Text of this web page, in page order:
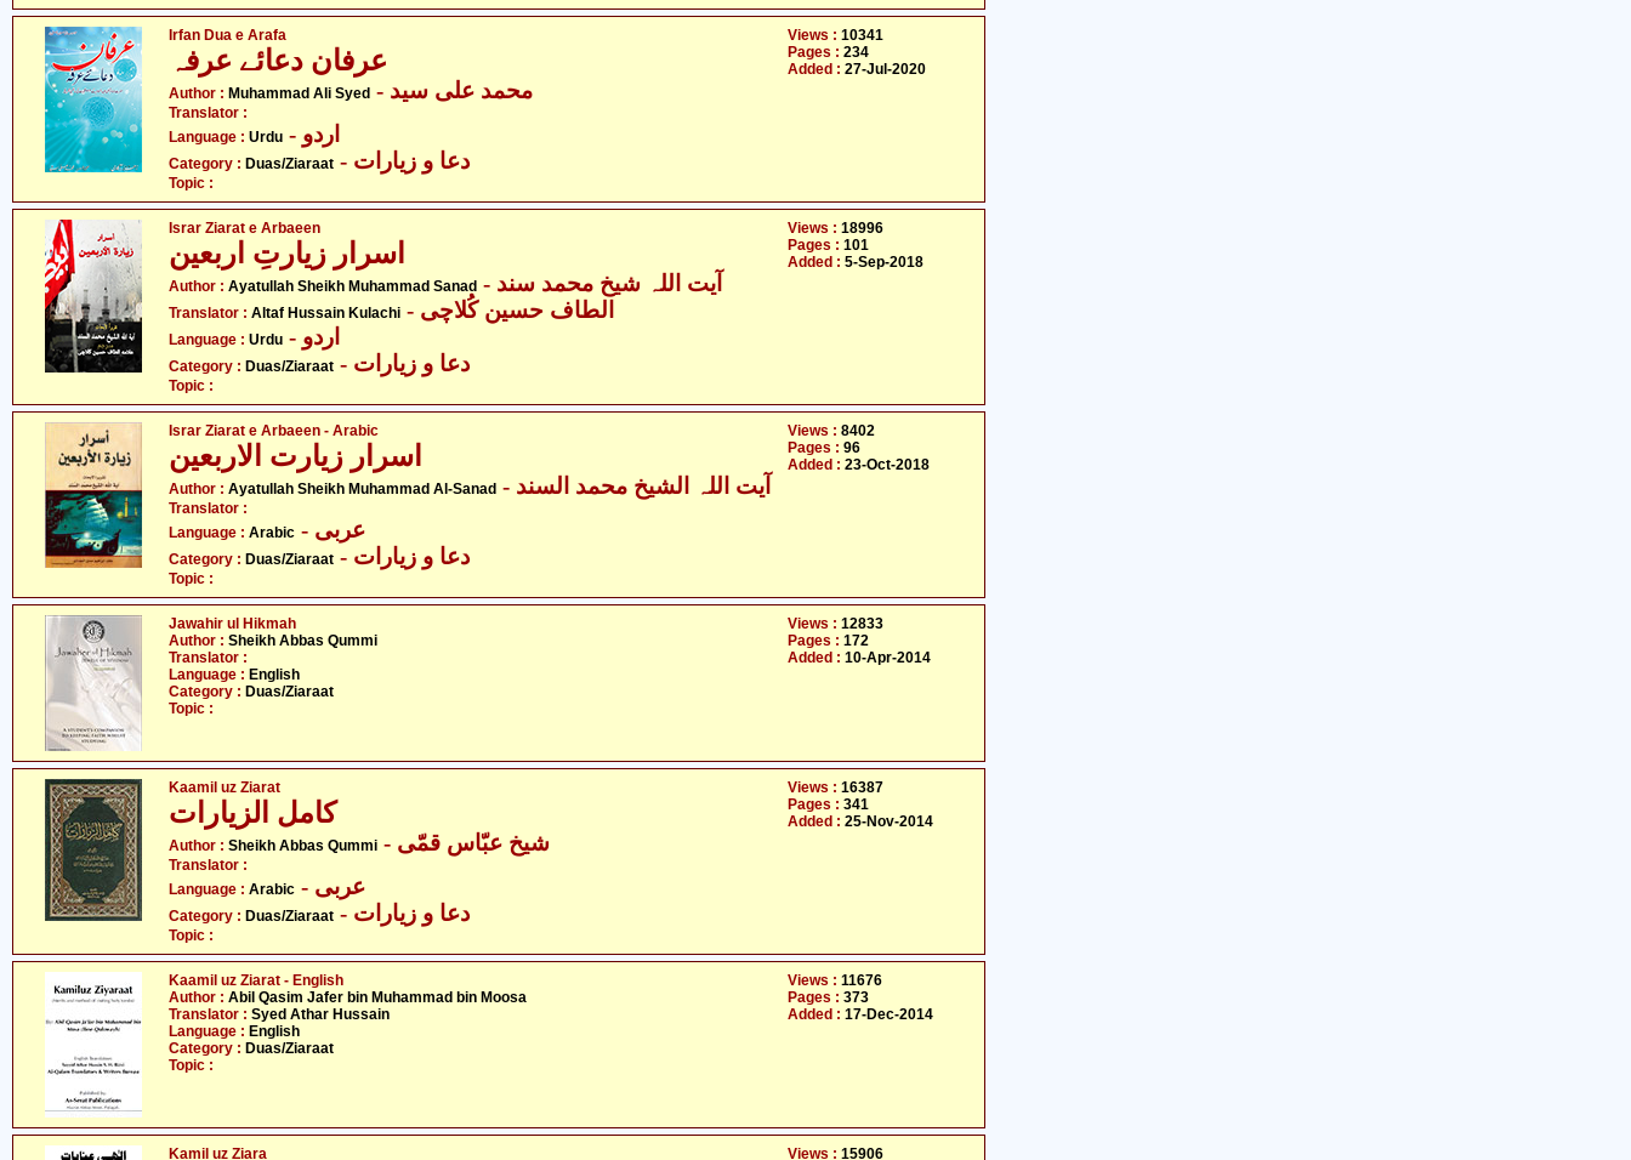
Irfan Dua e Arafa
عرفان دعائے عرفہ
Author : Muhammad Ali Syed - محمد علی سید
Translator :
Language : Urdu - اردو
Category : Duas/Ziaraat - دعا و زیارات
Topic :
Views : 10341
Pages : 234
Added : 27-Jul-2020
Israr Ziarat e Arbaeen
اسرار زیارتِ اربعین
Author : Ayatullah Sheikh Muhammad Sanad - آیت اللہ شیخ محمد سند
Translator : Altaf Hussain Kulachi - الطاف حسین کُلاچی
Language : Urdu - اردو
Category : Duas/Ziaraat - دعا و زیارات
Topic :
Views : 18996
Pages : 101
Added : 5-Sep-2018
Israr Ziarat e Arbaeen - Arabic
اسرار زیارت الاربعین
Author : Ayatullah Sheikh Muhammad Al-Sanad - آیت اللہ الشیخ محمد السند
Translator :
Language : Arabic - عربی
Category : Duas/Ziaraat - دعا و زیارات
Topic :
Views : 8402
Pages : 96
Added : 23-Oct-2018
Jawahir ul Hikmah
Author : Sheikh Abbas Qummi
Translator :
Language : English
Category : Duas/Ziaraat
Topic :
Views : 12833
Pages : 172
Added : 10-Apr-2014
Kaamil uz Ziarat
کامل الزیارات
Author : Sheikh Abbas Qummi - شیخ عبّاس قمّی
Translator :
Language : Arabic - عربی
Category : Duas/Ziaraat - دعا و زیارات
Topic :
Views : 16387
Pages : 341
Added : 25-Nov-2014
Kaamil uz Ziarat - English
Author : Abil Qasim Jafer bin Muhammad bin Moosa
Translator : Syed Athar Hussain
Language : English
Category : Duas/Ziaraat
Topic :
Views : 11676
Pages : 373
Added : 17-Dec-2014
Kamil uz Ziara Views : 15906